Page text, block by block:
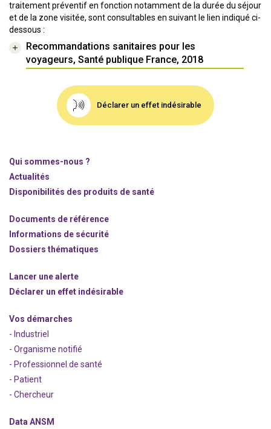
traitement préventif en fonction notamment de la durée du séjour
et de la zone visitée, sont consultables en suivant le lien indiqué ci-
dessous :
Recommandations sanitaires pour les
voyageurs, Santé publique France, 2018
Déclarer un effet indésirable
Qui sommes-nous ?
Actualités
Disponibilités des produits de santé
Documents de référence
Informations de sécurité
Dossiers thématiques
Lancer une alerte
Déclarer un effet indésirable
Vos démarches
- Industriel
- Organisme notifié
- Professionnel de santé
- Patient
- Chercheur
Data ANSM